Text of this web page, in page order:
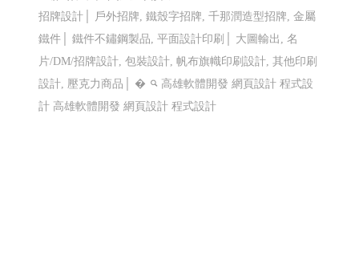
LINE機器人運用個案 查詢庫存現況使用